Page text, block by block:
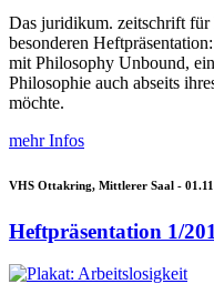
Das juridikum. zeitschrift für
besonderen
mit Philosophy Unbound,
Philosophie auch abseits
möchte.
mehr Infos
VHS Ottakring, Mittlerer Saal -
Heftpräsentation 1/